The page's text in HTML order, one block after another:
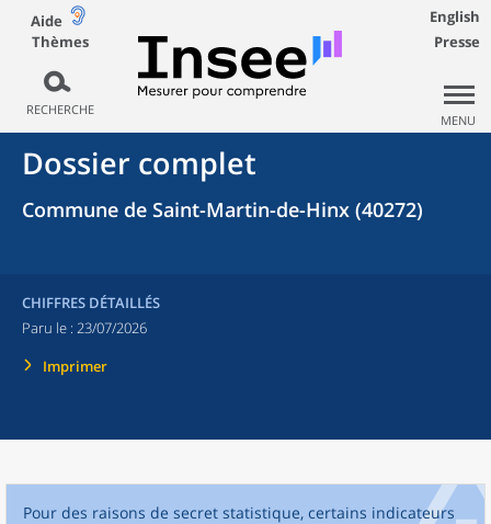
Aide
Thèmes
RECHERCHE
English
Presse
MENU
Dossier complet
Commune de Saint-Martin-de-Hinx (40272)
CHIFFRES DÉTAILLÉS
Paru le : 23/07/2026
Imprimer
Pour des raisons de secret statistique, certains indicateurs